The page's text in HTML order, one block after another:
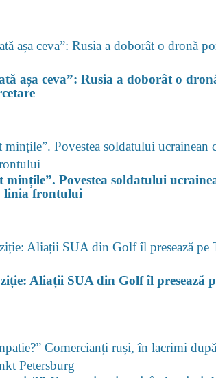
așa ceva”: Rusia a doborât o
Povestea soldatului
linia frontului
Aliații SUA din Golf îl presează